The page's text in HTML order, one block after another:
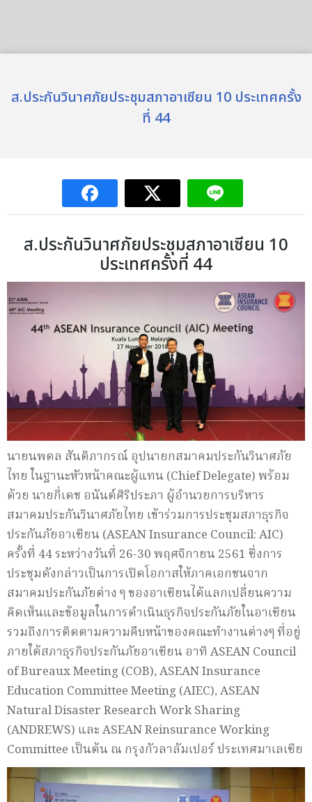
ส.ประกันวินาศภัยประชุมสภาอาเซียน 10 ประเทศครั้ง
ที่ 44
ส.ประกันวินาศภัยประชุมสภาอาเซียน 10
ประเทศครั้งที่ 44
นายนพดล สันติภากรณ์ อุปนายกสมาคมประกันวินาศภัย
ไทย ในฐานะหัวหน้าคณะผู้แทน (Chief Delegate) พร้อม
ด้วย นายกี่เดช อนันต์ศิริประภา ผู้อำนวยการบริหาร
สมาคมประกันวินาศภัยไทย เข้าร่วมการประชุมสภาธุรกิจ
ประกันภัยอาเซียน (ASEAN Insurance Council: AIC)
ครั้งที่ 44 ระหว่างวันที่ 26-30 พฤศจิกายน 2561 ซึ่งการ
ประชุมดังกล่าวเป็นการเปิดโอกาสให้ภาคเอกชนจาก
สมาคมประกันภัยต่าง ๆ ของอาเซียนได้แลกเปลี่ยนความ
คิดเห็นและข้อมูลในการดำเนินธุรกิจประกันภัยในอาเซียน
รวมถึงการติดตามความคืบหน้าของคณะทำงานต่างๆ ที่อยู่
ภายใต้สภาธุรกิจประกันภัยอาเซียน อาทิ ASEAN Council
of Bureaux Meeting (COB), ASEAN Insurance
Education Committee Meeting (AIEC), ASEAN
Natural Disaster Research Work Sharing
(ANDREWS) และ ASEAN Reinsurance Working
Committee เป็นต้น ณ กรุงกัวลาลัมเปอร์ ประเทศมาเลเซีย